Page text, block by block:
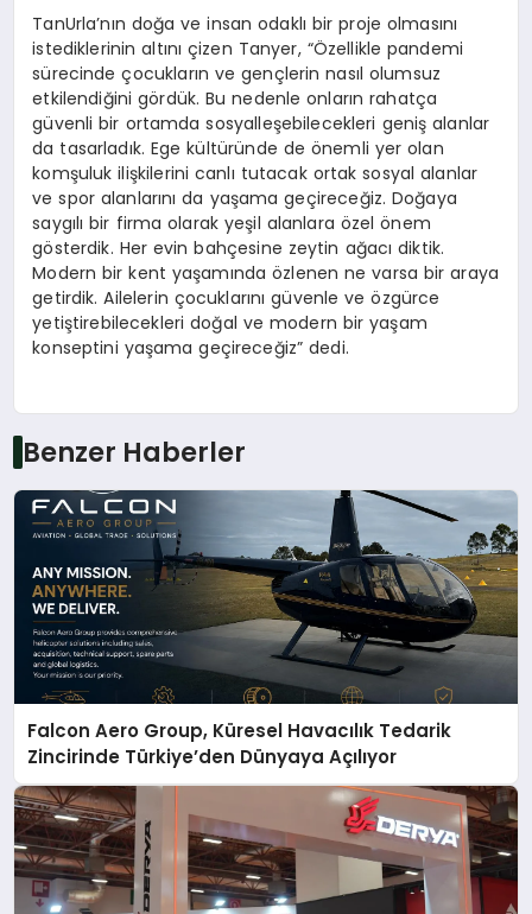
TanUrla’nın doğa ve insan odaklı bir proje olmasını
istediklerinin altını çizen Tanyer, “Özellikle pandemi
sürecinde çocukların ve gençlerin nasıl olumsuz
etkilendiğini gördük. Bu nedenle onların rahatça
güvenli bir ortamda sosyalleşebilecekleri geniş alanlar
da tasarladık. Ege kültüründe de önemli yer olan
komşuluk ilişkilerini canlı tutacak ortak sosyal alanlar
ve spor alanlarını da yaşama geçireceğiz. Doğaya
saygılı bir firma olarak yeşil alanlara özel önem
gösterdik. Her evin bahçesine zeytin ağacı diktik.
Modern bir kent yaşamında özlenen ne varsa bir araya
getirdik. Ailelerin çocuklarını güvenle ve özgürce
yetiştirebilecekleri doğal ve modern bir yaşam
konseptini yaşama geçireceğiz” dedi.
Benzer Haberler
Falcon Aero Group, Küresel Havacılık Tedarik
Zincirinde Türkiye’den Dünyaya Açılıyor